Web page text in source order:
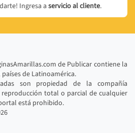
Ingresa a servicio al cliente.
de Publicar contiene la
de Latinoamérica.
son propiedad de la compañía
reproducción total o parcial de cualquier
está prohibido.